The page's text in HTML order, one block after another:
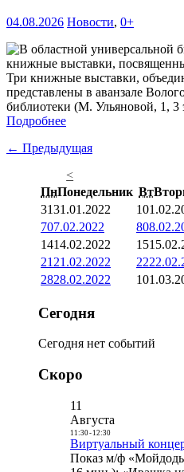
04.08.2026 Новости, 0+
Три книжные выставки,
представлены в аванзале
библиотеки (М. Ульяновой, 1, 3
Подробнее
← Предыдущая
<
ПнПонедельник Вт
3131.01.2022 1
707.02.2022 8
1414.02.2022 15
21 21.02.2022 22
2828.02.2022 1
Сегодня
Сегодня нет событий
Скоро
11
Августа
11:30- 12:30
Виртуальный
Показ м/ф